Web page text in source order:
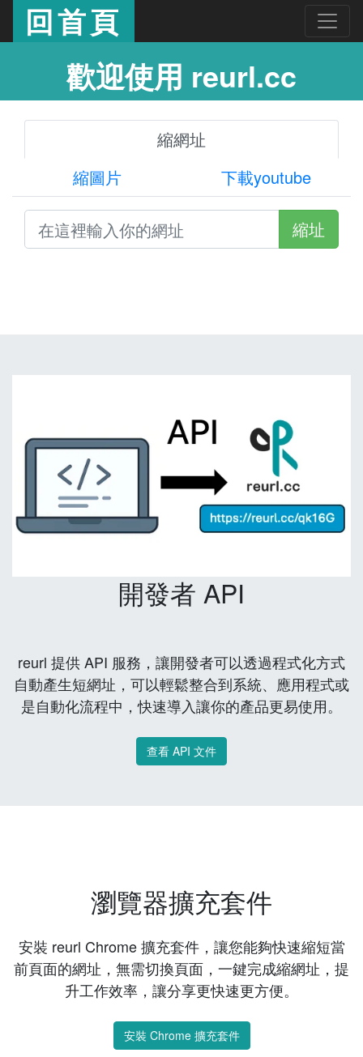
回首頁
歡迎使用 reurl.cc
縮網址
縮圖片
下載youtube
縮址
開發者 API
reurl 提供 API 服務，讓開發者可以透過程式化方式
自動產生短網址，可以輕鬆整合到系統、應用程式或
是自動化流程中，快速導入讓你的產品更易使用。
查看 API 文件
瀏覽器擴充套件
安裝 reurl Chrome 擴充套件，讓您能夠快速縮短當
前頁面的網址，無需切換頁面，一鍵完成縮網址，提
升工作效率，讓分享更快速更方便。
安裝 Chrome 擴充套件